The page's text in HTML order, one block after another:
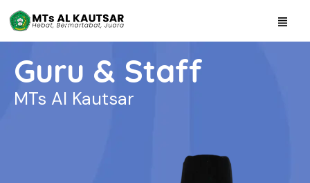
Guru & Staff
MTs Al Kautsar